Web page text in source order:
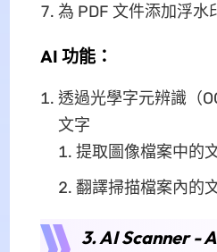
為 PDF 文件添加浮水
AI 功能：
透過光學字元辨識（
文字
提取圖像檔案中的
翻譯掃描檔案內的
3. AI Scanner -